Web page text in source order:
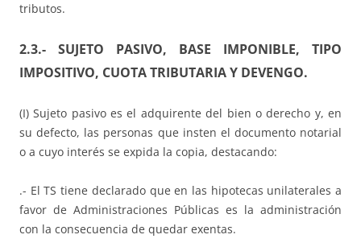
tributos.
2.3.- SUJETO PASIVO, BASE IMPONIBLE, TIPO
IMPOSITIVO, CUOTA TRIBUTARIA Y DEVENGO.
(I) Sujeto pasivo es el adquirente del bien o derecho y, en
su defecto, las personas que insten el documento notarial
o a cuyo interés se expida la copia, destacando:
.- El TS tiene declarado que en las hipotecas unilaterales a
favor de Administraciones Públicas es la administración
con la consecuencia de quedar exentas.